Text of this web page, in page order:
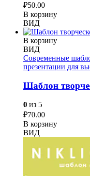
₽50.00
В корзину
ВИД
В корзину
ВИД
Современные
презентации для
Шаблон
0 из 5
₽70.00
В корзину
ВИД